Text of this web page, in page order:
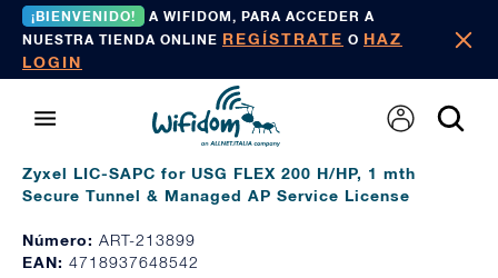
¡BIENVENIDO!
A WIFIDOM, PARA ACCEDER A
NUESTRA TIENDA ONLINE REGÍSTRATE O HAZ
LOGIN
Zyxel LIC-SAPC for USG FLEX 200 H/HP, 1 mth
Secure Tunnel & Managed AP Service License
Número: ART-213899
EAN: 4718937648542